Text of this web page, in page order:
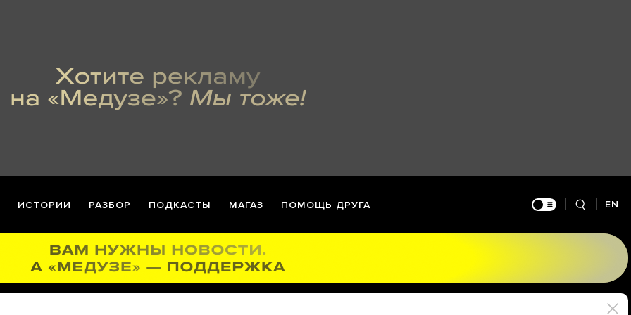
ИСТОРИИ РАЗБОР ПОДКАСТЫ МАГАЗ ПОМОЩЬ ДРУГА EN